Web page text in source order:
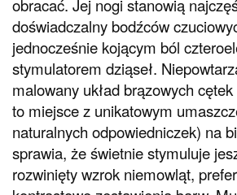
obracać. Jej nogi stanowią
doświadczalny bodźców
jednocześnie kojącym ból
stymulatorem dziąseł.
malowany układ brązowych
to miejsce z unikatowym
naturalnych odpowiedniczek) na
sprawia, że świetnie stymuluje
rozwinięty wzrok niemowląt,